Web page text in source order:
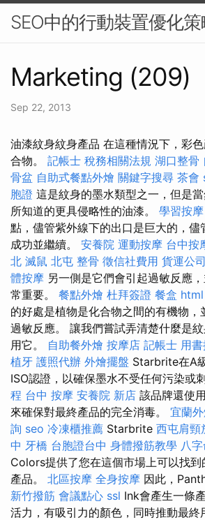
SEO中的行動裝置優化
Marketing (209)
Sep 22, 2013
油漆紋身紋身產品 在這種情況下，彩
合物。 記帳士 稅務相關法規 湖口整骨
骨盆 自助式餐點外燴 關鍵字搜尋 茶會
胞證 這是紋身的墨水類型之一，但是
所知道的更具侵略性的油漆。 學習按摩
點，儘管紫外線下的出口是巨大的，儘
成功並繼續。 安養院 運動按摩 台中按
北 滅鼠 北屯 整骨 徵信社費用 貨運公司
體按摩 另一側是它們會引起過敏反應
常重要。 餐點外燴 杜拜簽證 餐盒 html
的好處是植物是化合物之間的有機物，
過敏反應。 讓我們嘗試弄清楚什麼是
用它。 自助餐外燴 按摩店 記帳士 用
植牙 護照代辦 外燴擺盤 Starbrite在A
ISO認證，以確保墨水不受任何污染或
程 台中 按摩 安養院 新店 該品牌還使
來確保對最終產品的完全消毒。 宜蘭
詢 seo 冷凍櫃推薦 Starbrite 西屯肩頸
中 牙橋 台胞證台中 身體撥筋教學 八
Colors提供了您在這個市場上可以找
產品。 北區按摩 全身按摩 因此，
新竹撥筋 會議點心 ssl Ink會產生一條
活力，有吸引力的顏色，同時推動最終